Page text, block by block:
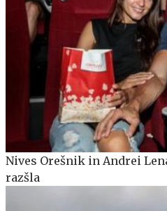
Nives Orešnik in Andrei
razšla